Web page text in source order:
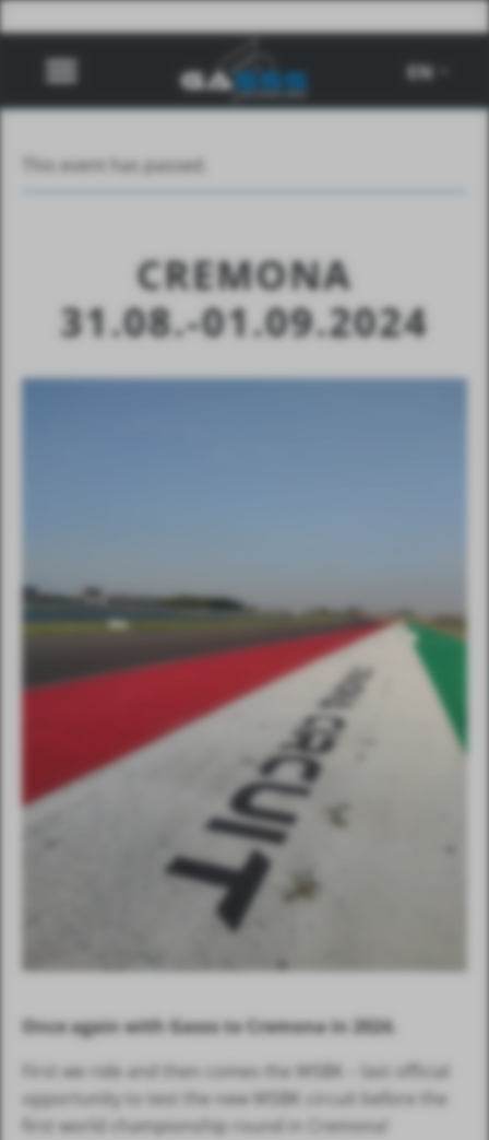
EN
This event has passed.
CREMONA
31.08.-01.09.2024
Once again with Gasss to Cremona in 2024.
First we ride and then comes the WSBK – last official
opportunity to test the new WSBK circuit before the
first world championship round in Cremona!